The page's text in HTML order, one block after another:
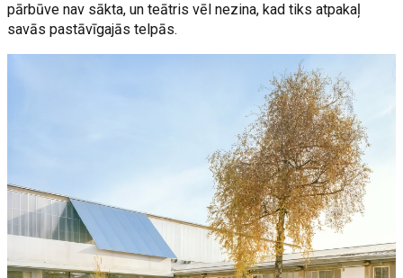
pārbūve nav sākta, un teātris vēl nezina, kad tiks atpakaļ
savās pastāvīgajās telpās.